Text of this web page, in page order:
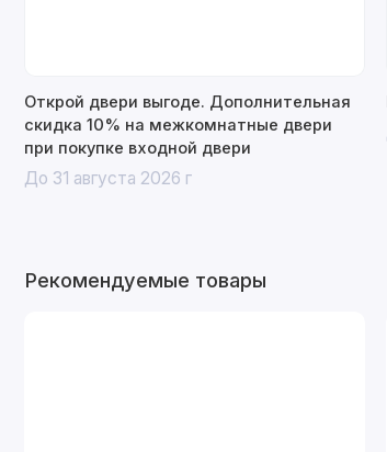
Открой двери выгоде. Дополнительная
скидка 10% на межкомнатные двери
при покупке входной двери
До 31 августа 2026 г
Рекомендуемые товары